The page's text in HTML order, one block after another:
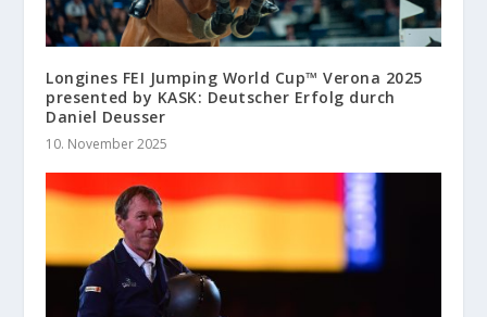
Longines FEI Jumping World Cup™ Verona 2025
presented by KASK: Deutscher Erfolg durch
Daniel Deusser
10. November 2025